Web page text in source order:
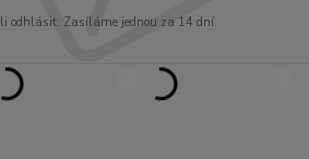
odhlásit. Zasíláme jednou za 14 dní.